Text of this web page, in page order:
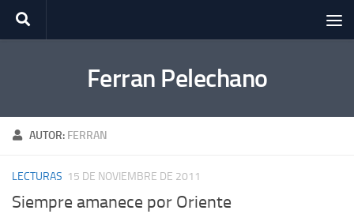
Saltar al contenido
Ferran Pelechano
AUTOR: FERRAN
LECTURAS 15 DE NOVIEMBRE DE 2011
Siempre amanece por Oriente